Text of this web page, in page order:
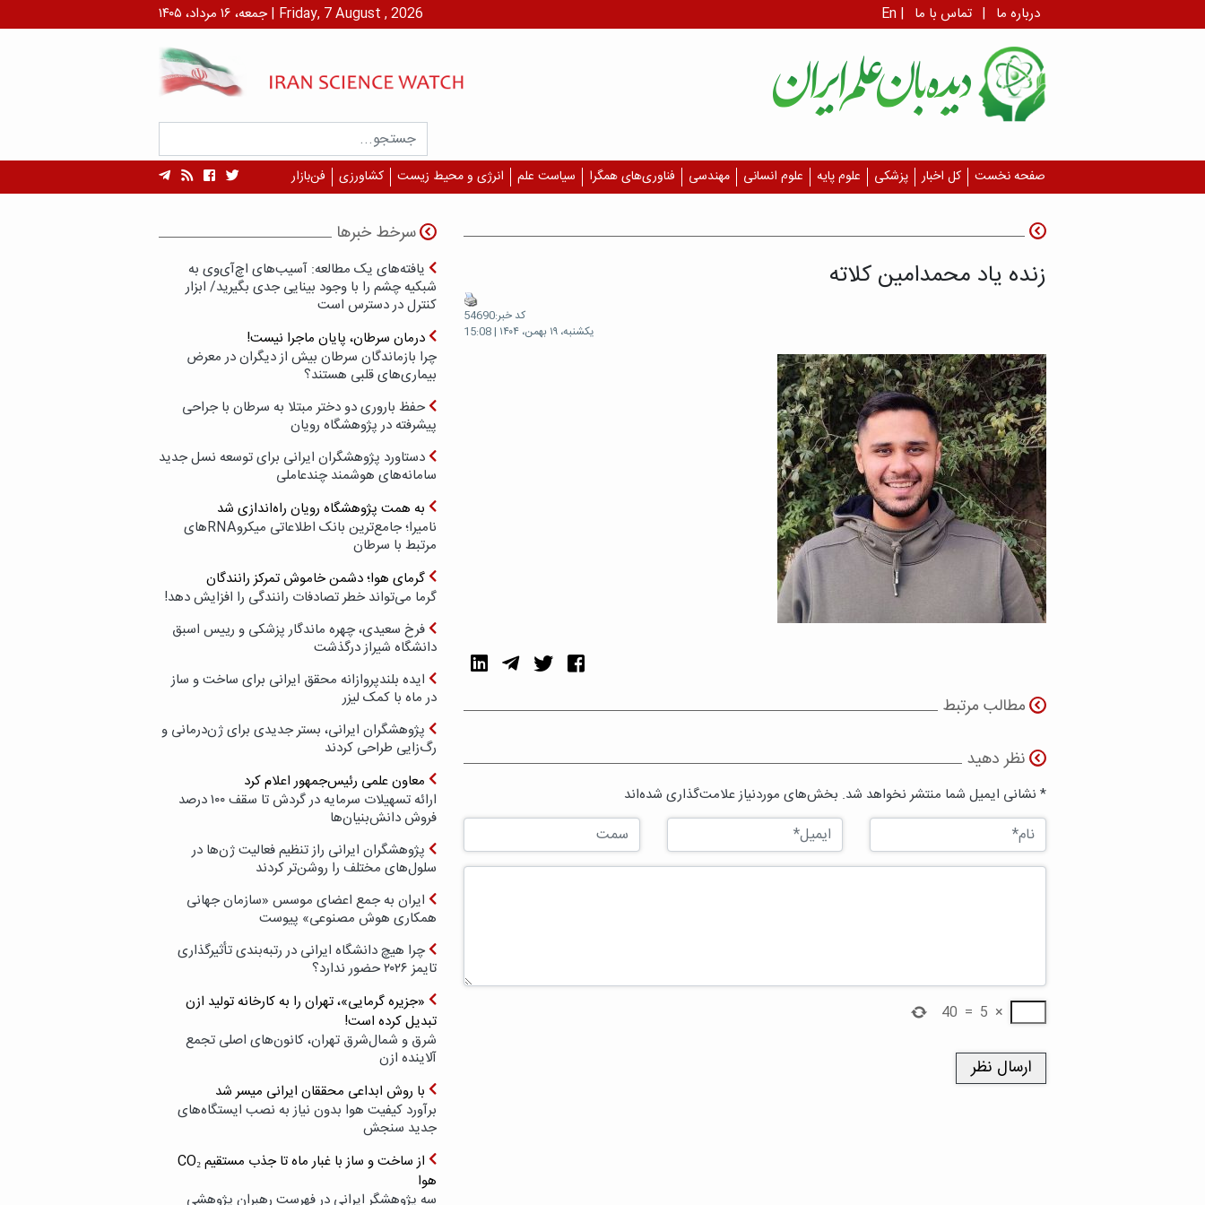
جمعه، ۱۶ مرداد، ۱۴۰۵ | Friday, 7 August , 2026 En | درباره ما | تماس با ما
صفحه نخست کل اخبار پزشکی علوم پایه علوم انسانی مهندسی فناوری‌های همگرا سیاست علم انرژی و محیط زیست کشاورزی فن‌بازار
زنده یاد محمدامین کلاته
کد خبر:54690
یکشنبه، ۱۹ بهمن، ۱۴۰۴ | 15:08
مطالب مرتبط
نظر دهید
* نشانی ایمیل شما منتشر نخواهد شد. بخش‌های موردنیاز علامت‌گذاری شده‌اند
×
5
=
40
سرخط خبرها
یافته‌های یک مطالعه: آسیب‌های اچ‌آی‌وی به
شبکیه چشم را با وجود بینایی جدی بگیرید/ ابزار
کنترل در دسترس است
درمان سرطان، پایان ماجرا نیست!
چرا بازماندگان سرطان بیش از دیگران در معرض
بیماری‌های قلبی هستند؟
حفظ باروری دو دختر مبتلا به سرطان با جراحی
پیشرفته در پژوهشگاه رویان
دستاورد پژوهشگران ایرانی برای توسعه نسل جدید
سامانه‌های هوشمند چندعاملی
به همت پژوهشگاه رویان راه‌اندازی شد
نامیرا؛ جامع‌ترین بانک اطلاعاتی میکروRNAهای
مرتبط با سرطان
گرمای هوا؛ دشمن خاموش تمرکز رانندگان
گرما می‌تواند خطر تصادفات رانندگی را افزایش دهد!
فرخ سعیدی، چهره ماندگار پزشکی و رییس اسبق
دانشگاه شیراز درگذشت
ایده بلندپروازانه محقق ایرانی برای ساخت و ساز
در ماه با کمک لیزر
پژوهشگران ایرانی، بستر جدیدی برای ژن‌درمانی و
رگ‌زایی طراحی کردند
معاون علمی رئیس‌جمهور اعلام کرد
ارائه تسهیلات سرمایه در گردش تا سقف ۱۰۰ درصد
فروش دانش‌بنیان‌ها
پژوهشگران ایرانی راز تنظیم فعالیت ژن‌ها در
سلول‌های مختلف را روشن‌تر کردند
ایران به جمع اعضای موسس «سازمان جهانی
همکاری هوش مصنوعی» پیوست
چرا هیچ دانشگاه ایرانی در رتبه‌بندی تأثیرگذاری
تایمز ۲۰۲۶ حضور ندارد؟
«جزیره گرمایی»، تهران را به کارخانه تولید ازن
تبدیل کرده است!
شرق و شمال‌شرق تهران، کانون‌های اصلی تجمع
آلاینده ازن
با روش ابداعی محققان ایرانی میسر شد
برآورد کیفیت هوا بدون نیاز به نصب ایستگاه‌های
جدید سنجش
از ساخت و ساز با غبار ماه تا جذب مستقیم CO₂
هوا
سه پژوهشگر ایرانی در فهرست رهبران پژوهشی